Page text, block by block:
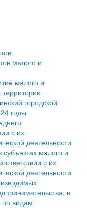
округа
учтенных
малого и
малого и
малого и
малого и
городской
годы
с их
деятельности
малого и
с их
деятельности
в
по видам